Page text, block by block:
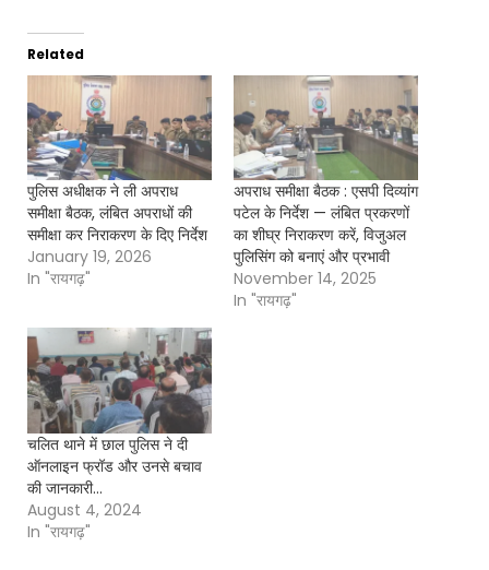
Related
पुलिस अधीक्षक ने ली अपराध
समीक्षा बैठक, लंबित अपराधों की
समीक्षा कर निराकरण के दिए निर्देश
January 19, 2026
In "रायगढ़"
अपराध समीक्षा बैठक : एसपी दिव्यांग
पटेल के निर्देश — लंबित प्रकरणों
का शीघ्र निराकरण करें, विजुअल
पुलिसिंग को बनाएं और प्रभावी
November 14, 2025
In "रायगढ़"
चलित थाने में छाल पुलिस ने दी
ऑनलाइन फ्रॉड और उनसे बचाव
की जानकारी…
August 4, 2024
In "रायगढ़"